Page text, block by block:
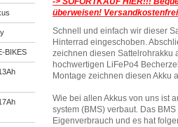
BIKES
überweisen!
Schnell und einfach wir dieser
Hinterrad eingeschoben.
zeichnen diesen Sattelrohrakku
hochwertigen LiFePo4
Montage zeichnen diesen Akku
Wie bei allen Akkus von uns ist
system (BMS) verbaut. Das
Eigenverbrauch und es hat